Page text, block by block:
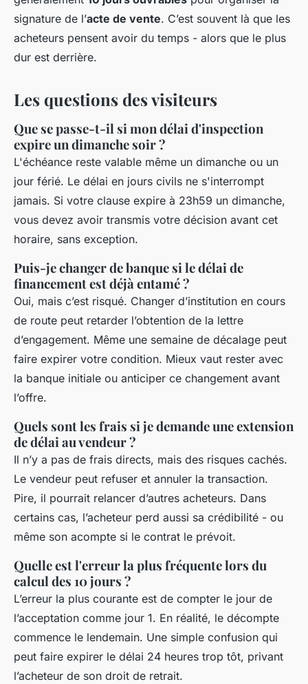
signature de l’acte de vente. C’est souvent là que les
acheteurs pensent avoir du temps - alors que le plus
dur est derrière.
Les questions des visiteurs
Que se passe-t-il si mon délai d'inspection
expire un dimanche soir ?
L'échéance reste valable même un dimanche ou un
jour férié. Le délai en jours civils ne s'interrompt
jamais. Si votre clause expire à 23h59 un dimanche,
vous devez avoir transmis votre décision avant cet
horaire, sans exception.
Puis-je changer de banque si le délai de
financement est déjà entamé ?
Oui, mais c’est risqué. Changer d’institution en cours
de route peut retarder l’obtention de la lettre
d’engagement. Même une semaine de décalage peut
faire expirer votre condition. Mieux vaut rester avec
la banque initiale ou anticiper ce changement avant
l’offre.
Quels sont les frais si je demande une extension
de délai au vendeur ?
Il n’y a pas de frais directs, mais des risques cachés.
Le vendeur peut refuser et annuler la transaction.
Pire, il pourrait relancer d’autres acheteurs. Dans
certains cas, l’acheteur perd aussi sa crédibilité - ou
même son acompte si le contrat le prévoit.
Quelle est l'erreur la plus fréquente lors du
calcul des 10 jours ?
L’erreur la plus courante est de compter le jour de
l’acceptation comme jour 1. En réalité, le décompte
commence le lendemain. Une simple confusion qui
peut faire expirer le délai 24 heures trop tôt, privant
l’acheteur de son droit de retrait.